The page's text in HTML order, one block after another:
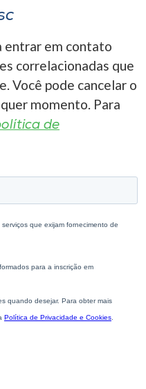
entrar em contato
correlacionadas que
Você pode cancelar o
momento. Para
de